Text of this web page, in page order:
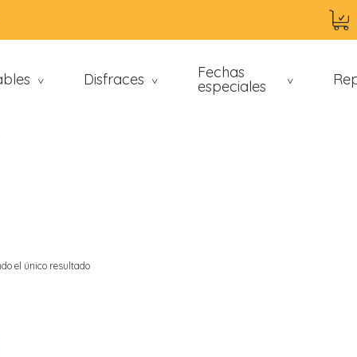
> Disfraces > Fechas
especiales >
el único resultado